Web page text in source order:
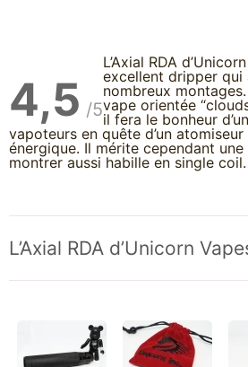
4,5 /5
L’Axial RDA
excellent dripper qui
nombreux
vape orientée
il fera le bonheur
vapoteurs en quête d’un
énergique. Il mérite cependant
montrer aussi habille en single coil.
L’Axial RDA d’Unicorn